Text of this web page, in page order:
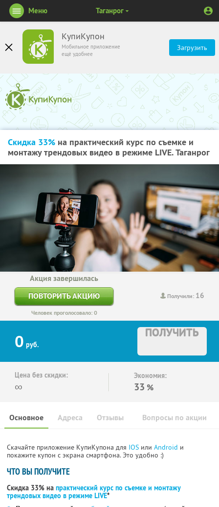
КупиКупон
Мобильное приложение
ещё удобнее
Загрузить
Меню Таганрог
Скидка 33% на практический курс по съемке и
монтажу трендовых видео в режиме LIVE. Таганрог
Получили: 16
Акция завершилась
ПОВТОРИТЬ АКЦИЮ
Человек проголосовало: 0
0 руб.
ПОЛУЧИТЬ
Цена без скидки:
∞
Экономия:
33 %
Основное Отзывы Вопросы по акции
Адреса
Скачайте приложение КупиКупона для IOS или Android и
покажите купон с экрана смартфона. Это удобно :)
ЧТО ВЫ ПОЛУЧИТЕ
Скидка 33% на практический курс по съемке и монтажу
трендовых видео в режиме LIVE*